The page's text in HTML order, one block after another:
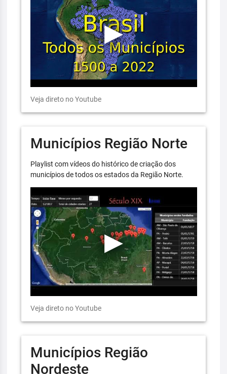
Veja direto no Youtube
Municípios Região Norte
Playlist com vídeos do histórico de criação dos
municípios de todos os estados da Região Norte.
Veja direto no Youtube
Municípios Região
Nordeste